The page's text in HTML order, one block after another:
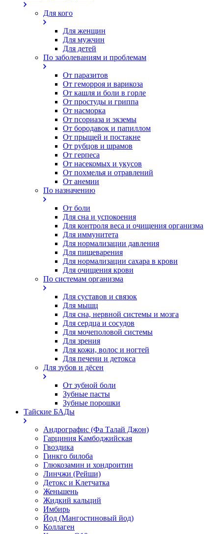
Для кого
Для женщин
Для мужчин
Для детей
По заболеваниям и проблемам
От паразитов
Oт геморроя и варикоза
От кашля и боли в горле
От простуды и гриппа
От насморка
Oт псориаза и экземы
От бородавок и папиллом
От прыщей и постакне
От рубцов и шрамов
От герпеса
От насекомых и укусов
От похмелья и отравлений
От анемии
По назначению
От боли
Для сна и успокоения
Для контроля веса и очищения организма
Для иммунитета
Для нормализации давления
Для пищеварения
Для нормализации сахара в крови
Для очищения крови
По системам организма
Для суставов и связок
Для мышц
Для сна, нервной системы и мозга
Для сердца и сосудов
Для мочеполовой системы
Для зрения
Для кожи, волос и ногтей
Для печени и детокса
Для зубов и дёсен
От зубной боли
Зубные пасты
Зубные порошки
Тайские БАДы
Андрографис (Фа Талай Джон)
Гарциния Камбоджийская
Гвоздика
Гинкго билоба
Глюкозамин и хондроитин
Линчжи (Рейши)
Детокс и Клетчатка
Женьшень
Жидкий кальций
Имбирь
Йод (Мангостиновый йод)
Коллаген